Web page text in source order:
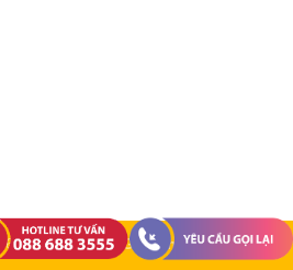
©Đồng Phục Gia Đình